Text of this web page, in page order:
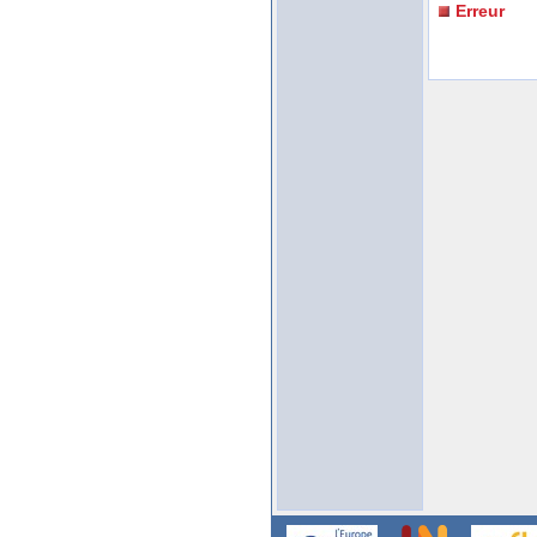
Erreur